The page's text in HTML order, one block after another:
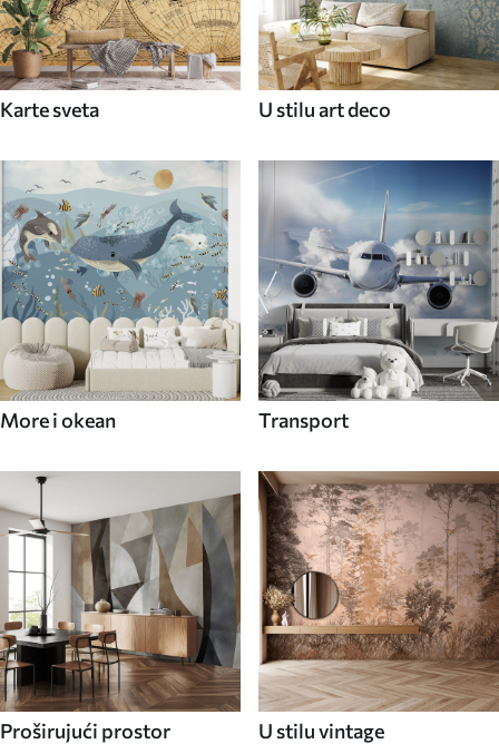
Karte sveta U stilu art deco
More i okean Transport
Proširujući prostor U stilu vintage